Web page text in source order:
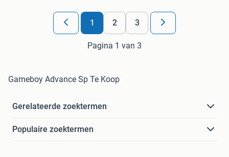
1 2 3
Pagina 1 van 3
Gameboy Advance Sp Te Koop
Gerelateerde zoektermen
Populaire zoektermen